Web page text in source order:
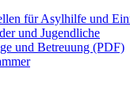
für Asylhilfe und
und Jugendliche
und Betreuung (PDF)